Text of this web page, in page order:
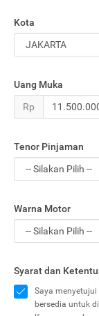
Kota
Uang Muka
Rp
Tenor Pinjaman
Warna Motor
Syarat dan
Saya menyetujui
bersedia untuk